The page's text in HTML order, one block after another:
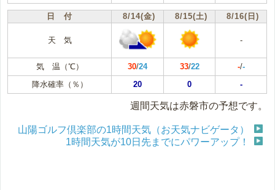
日 付 8/14(金) 8/15(土) 8/16(日)
天 気 -
気 温（℃） 30/24 33/22 -/-
降水確率（％）
20 0 -
週間天気は赤磐市の予想です。
山陽ゴルフ倶楽部の1時間天気（お天気ナビゲータ）
1時間天気が10日先までにパワーアップ！